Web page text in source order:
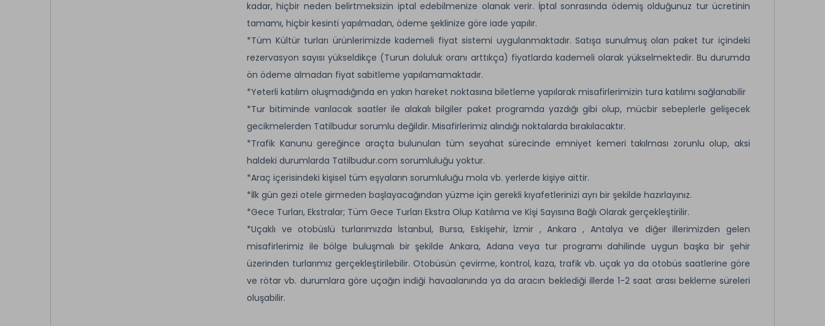
kadar, hiçbir neden belirtmeksizin iptal edebilmenize olanak verir. İptal sonrasında ödemiş olduğunuz tur ücretinin
tamamı, hiçbir kesinti yapılmadan, ödeme şeklinize göre iade yapılır.
*Tüm Kültür turları ürünlerimizde kademeli fiyat sistemi uygulanmaktadır. Satışa sunulmuş olan paket tur içindeki
rezervasyon sayısı yükseldikçe (Turun doluluk oranı arttıkça) fiyatlarda kademeli olarak yükselmektedir. Bu durumda
ön ödeme almadan fiyat sabitleme yapılamamaktadır.
*Yeterli katılım oluşmadığında en yakın hareket noktasına biletleme yapılarak misafirlerimizin tura katılımı sağlanabilir
*Tur bitiminde varılacak saatler ile alakalı bilgiler paket programda yazdığı gibi olup, mücbir sebeplerle gelişecek
gecikmelerden Tatilbudur sorumlu değildir. Misafirlerimiz alındığı noktalarda bırakılacaktır.
*Trafik Kanunu gereğince araçta bulunulan tüm seyahat sürecinde emniyet kemeri takılması zorunlu olup, aksi
haldeki durumlarda Tatilbudur.com sorumluluğu yoktur.
*Araç içerisindeki kişisel tüm eşyaların sorumluluğu mola vb. yerlerde kişiye aittir.
*İlk gün gezi otele girmeden başlayacağından yüzme için gerekli kıyafetlerinizi ayrı bir şekilde hazırlayınız.
*Gece Turları, Ekstralar; Tüm Gece Turları Ekstra Olup Katılıma ve Kişi Sayısına Bağlı Olarak gerçekleştirilir.
*Uçaklı ve otobüslü turlarımızda İstanbul, Bursa, Eskişehir, İzmir , Ankara , Antalya ve diğer illerimizden gelen
misafirlerimiz ile bölge buluşmalı bir şekilde Ankara, Adana veya tur programı dahilinde uygun başka bir şehir
üzerinden turlarımız gerçekleştirilebilir. Otobüsün çevirme, kontrol, kaza, trafik vb. uçak ya da otobüs saatlerine göre
ve rötar vb. durumlara göre uçağın indiği havaalanında ya da aracın beklediği illerde 1-2 saat arası bekleme süreleri
oluşabilir.